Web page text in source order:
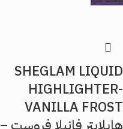
SHEGLAM LIQUID
HIGHLIGHTER-
VANILLA FROST